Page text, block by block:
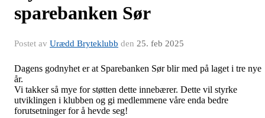
sparebanken Sør
Postet av Urædd Bryteklubb den 25. feb 2025
Dagens godnyhet er at Sparebanken Sør blir med på laget i tre nye
år.
Vi takker så mye for støtten dette innebærer. Dette vil styrke
utviklingen i klubben og gi medlemmene våre enda bedre
forutsetninger for å hevde seg!